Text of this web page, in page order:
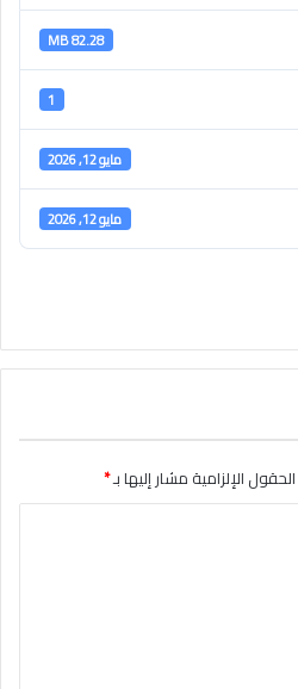
82.28 MB
1
مايو 12, 2026
مايو 12, 2026
الحقول الإلزامية مشار إليها بـ*